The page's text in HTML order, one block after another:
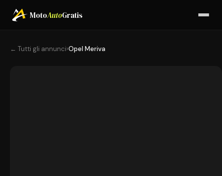
MotoAutoGratis
← Tutti gli annunci›Opel Meriva